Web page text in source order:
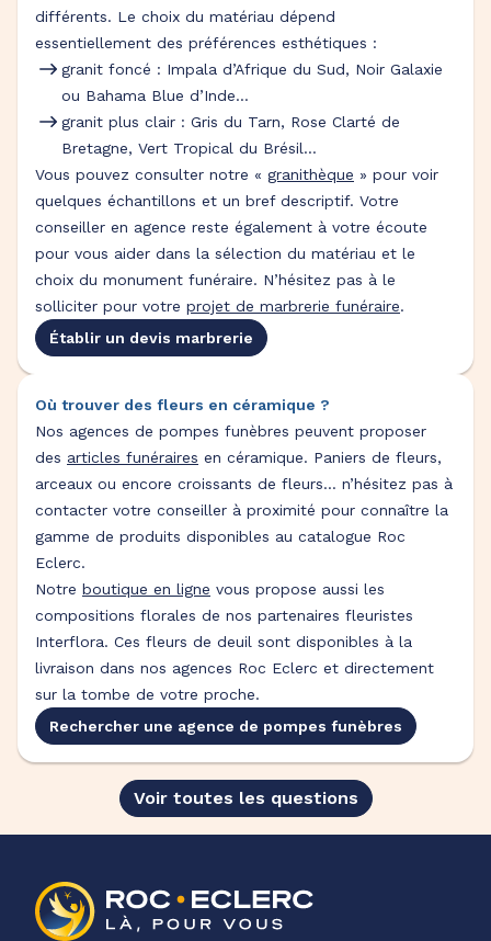
différents. Le choix du matériau dépend
essentiellement des préférences esthétiques :
granit foncé : Impala d’Afrique du Sud, Noir Galaxie
ou Bahama Blue d’Inde…
granit plus clair : Gris du Tarn, Rose Clarté de
Bretagne, Vert Tropical du Brésil…
Vous pouvez consulter notre « granithèque » pour voir
quelques échantillons et un bref descriptif. Votre
conseiller en agence reste également à votre écoute
pour vous aider dans la sélection du matériau et le
choix du monument funéraire. N’hésitez pas à le
solliciter pour votre projet de marbrerie funéraire.
Établir un devis marbrerie
Où trouver des fleurs en céramique ?
Nos agences de pompes funèbres peuvent proposer
des articles funéraires en céramique. Paniers de fleurs,
arceaux ou encore croissants de fleurs… n’hésitez pas à
contacter votre conseiller à proximité pour connaître la
gamme de produits disponibles au catalogue Roc
Eclerc.
Notre boutique en ligne vous propose aussi les
compositions florales de nos partenaires fleuristes
Interflora. Ces fleurs de deuil sont disponibles à la
livraison dans nos agences Roc Eclerc et directement
sur la tombe de votre proche.
Rechercher une agence de pompes funèbres
Voir toutes les questions